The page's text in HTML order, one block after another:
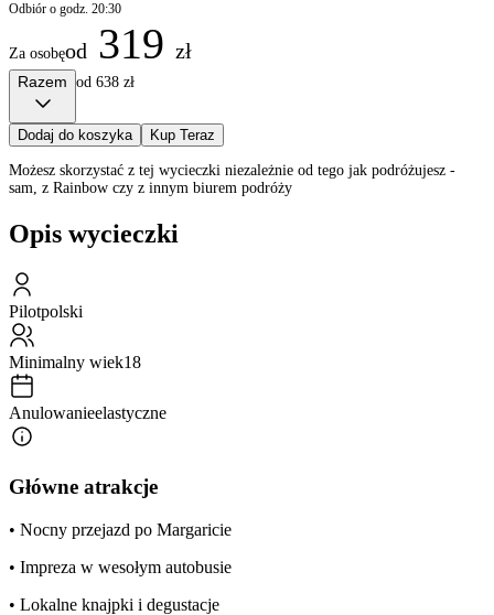
Odbiór o godz. 20:30
Za osobęod 319 zł
Razem od 638 zł
Dodaj do koszyka Kup Teraz
Możesz skorzystać z tej wycieczki niezależnie od tego jak podróżujesz -
sam, z Rainbow czy z innym biurem podróży
Opis wycieczki
Pilotpolski
Minimalny wiek18
Anulowanieelastyczne
Główne atrakcje
• Nocny przejazd po Margaricie
• Impreza w wesołym autobusie
• Lokalne knajpki i degustacje